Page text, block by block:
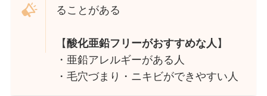
ることがある
【酸化亜鉛フリーがおすすめな人 】
・亜鉛アレルギーがある人
・毛穴づまり・ニキビができやすい人